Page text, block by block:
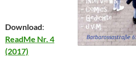
Download:
ReadMe Nr. 4
(2017)